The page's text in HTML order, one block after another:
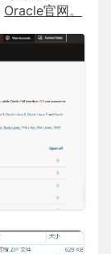
Oracle官网。